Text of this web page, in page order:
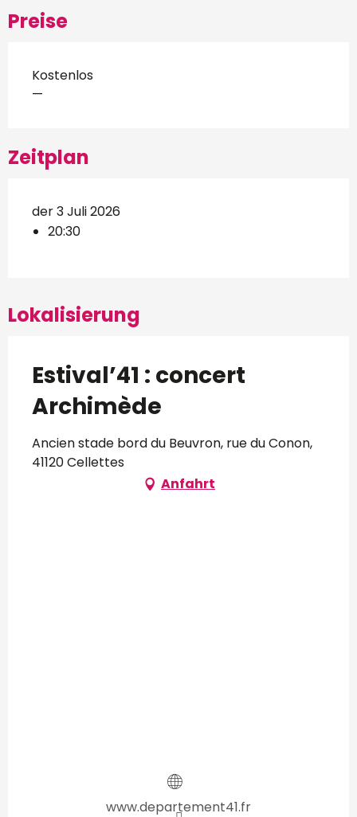
Preise
Kostenlos
—
Zeitplan
der 3 Juli 2026
20:30
Lokalisierung
Estival’41 : concert
Archimède
Ancien stade bord du Beuvron, rue du Conon,
41120 Cellettes
Anfahrt
www.departement41.fr